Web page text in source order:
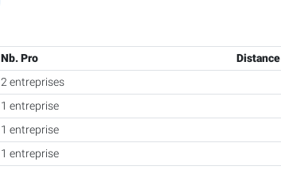
Nb. Pro
Distance
2 entreprises
1 entreprise
1 entreprise
1 entreprise